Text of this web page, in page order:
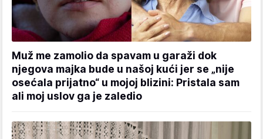
Muž me zamolio da spavam u garaži dok
njegova majka bude u našoj kući jer se „nije
osećala prijatno“ u mojoj blizini: Pristala sam
ali moj uslov ga je zaledio